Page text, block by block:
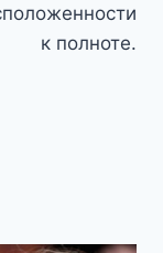
к полноте.